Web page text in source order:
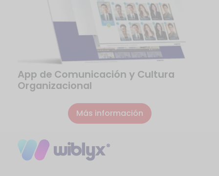
App de Comunicación y Cultura
Organizacional
Más información